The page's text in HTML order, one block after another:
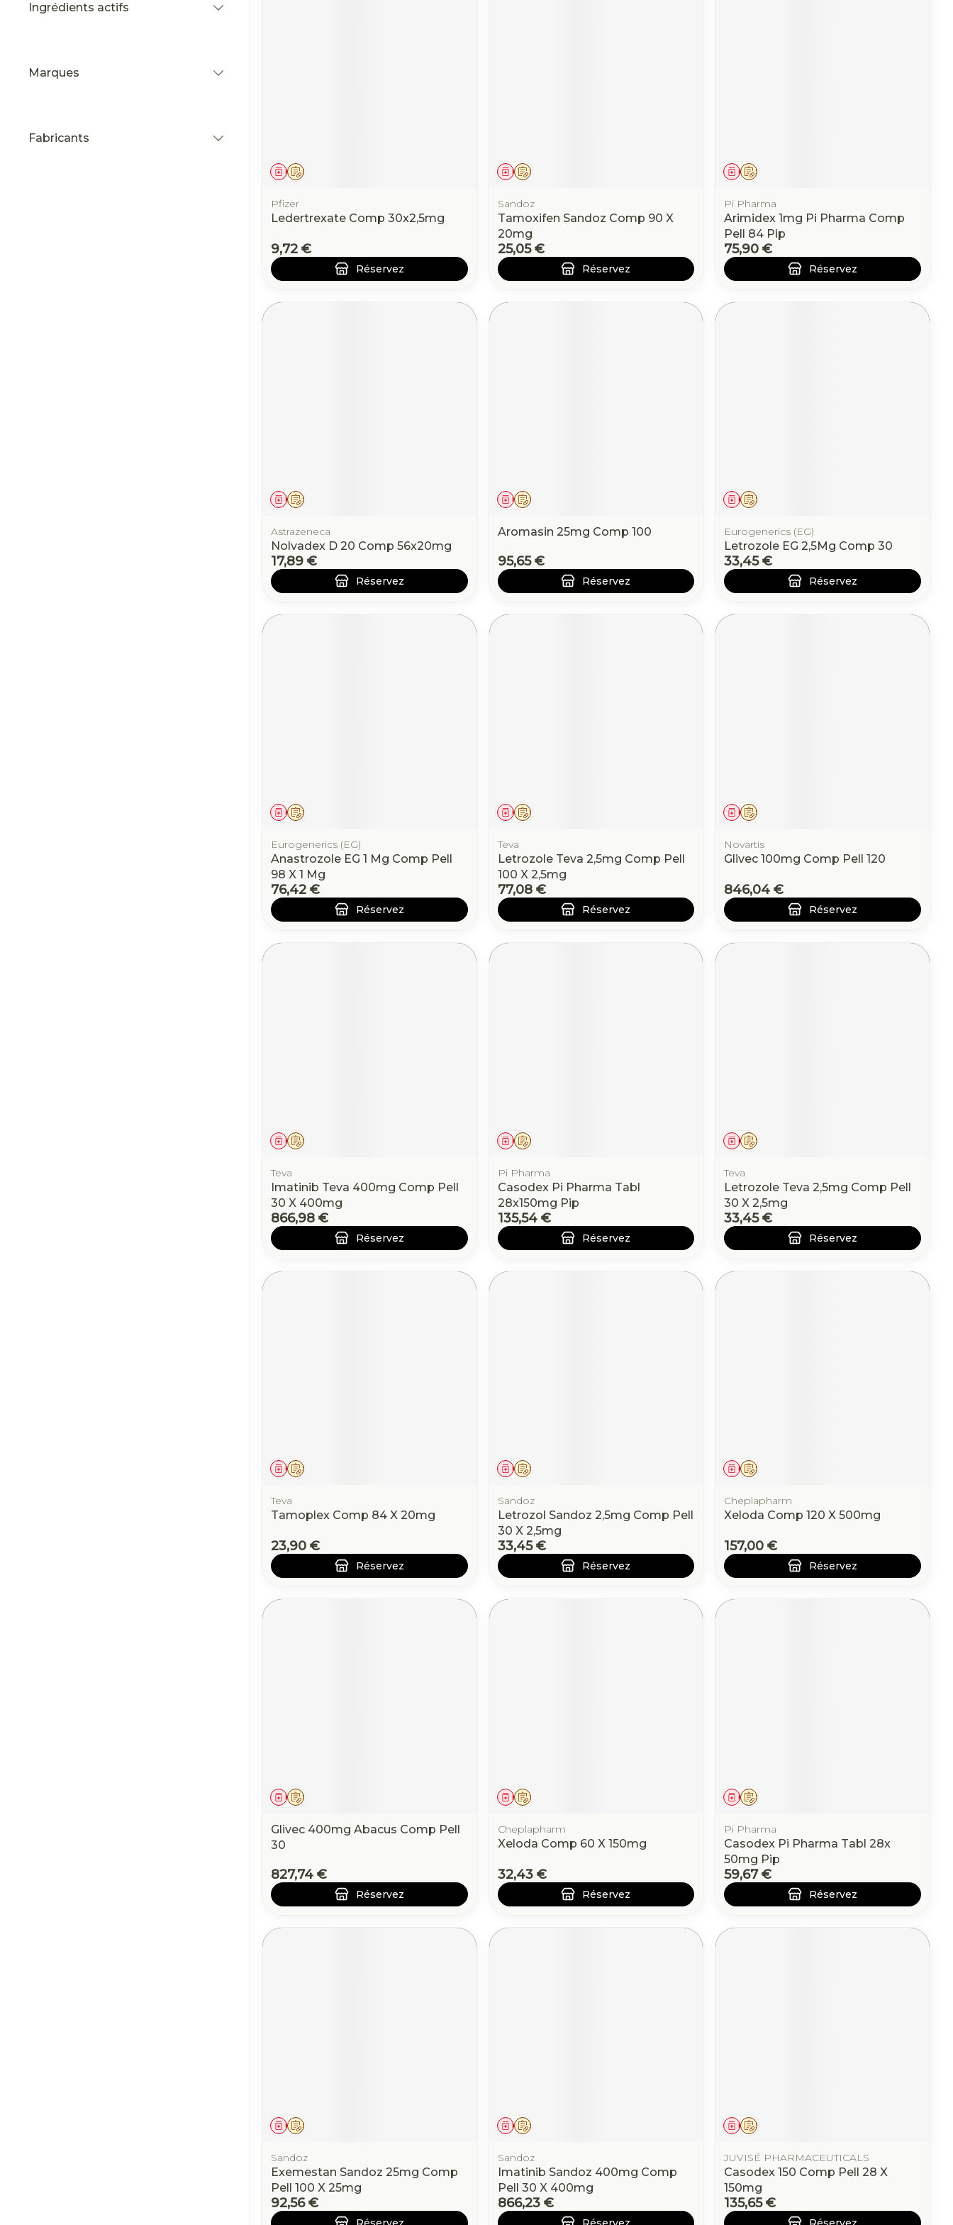
Ingrédients actifs
Marques
Fabricants
Sur prescription
Médicament
Pfizer
Ledertrexate Comp 30x2,5mg
9,72 €
Réservez
Sur prescription
Médicament
Sandoz
Tamoxifen Sandoz Comp 90 X
20mg
25,05 €
Réservez
Sur prescription
Médicament
Pi Pharma
Arimidex 1mg Pi Pharma Comp
Pell 84 Pip
75,90 €
Réservez
Sur prescription
Médicament
Astrazeneca
Nolvadex D 20 Comp 56x20mg
17,89 €
Réservez
Sur prescription
Médicament
Aromasin 25mg Comp 100
95,65 €
Réservez
Sur prescription
Médicament
Eurogenerics (EG)
Letrozole EG 2,5Mg Comp 30
33,45 €
Réservez
Sur prescription
Médicament
Eurogenerics (EG)
Anastrozole EG 1 Mg Comp Pell
98 X 1 Mg
76,42 €
Réservez
Sur prescription
Médicament
Teva
Letrozole Teva 2,5mg Comp Pell
100 X 2,5mg
77,08 €
Réservez
Sur prescription
Médicament
Novartis
Glivec 100mg Comp Pell 120
846,04 €
Réservez
Sur prescription
Médicament
Teva
Imatinib Teva 400mg Comp Pell
30 X 400mg
866,98 €
Réservez
Sur prescription
Médicament
Pi Pharma
Casodex Pi Pharma Tabl
28x150mg Pip
135,54 €
Réservez
Sur prescription
Médicament
Teva
Letrozole Teva 2,5mg Comp Pell
30 X 2,5mg
33,45 €
Réservez
Sur prescription
Médicament
Teva
Tamoplex Comp 84 X 20mg
23,90 €
Réservez
Sur prescription
Médicament
Sandoz
Letrozol Sandoz 2,5mg Comp Pell
30 X 2,5mg
33,45 €
Réservez
Sur prescription
Médicament
Cheplapharm
Xeloda Comp 120 X 500mg
157,00 €
Réservez
Sur prescription
Médicament
Glivec 400mg Abacus Comp Pell
30
827,74 €
Réservez
Sur prescription
Médicament
Cheplapharm
Xeloda Comp 60 X 150mg
32,43 €
Réservez
Sur prescription
Médicament
Pi Pharma
Casodex Pi Pharma Tabl 28x
50mg Pip
59,67 €
Réservez
Sur prescription
Médicament
Sandoz
Exemestan Sandoz 25mg Comp
Pell 100 X 25mg
92,56 €
Sur prescription
Médicament
Sandoz
Imatinib Sandoz 400mg Comp
Pell 30 X 400mg
866,23 €
Sur prescription
Médicament
JUVISÉ PHARMACEUTICALS
Casodex 150 Comp Pell 28 X
150mg
135,65 €